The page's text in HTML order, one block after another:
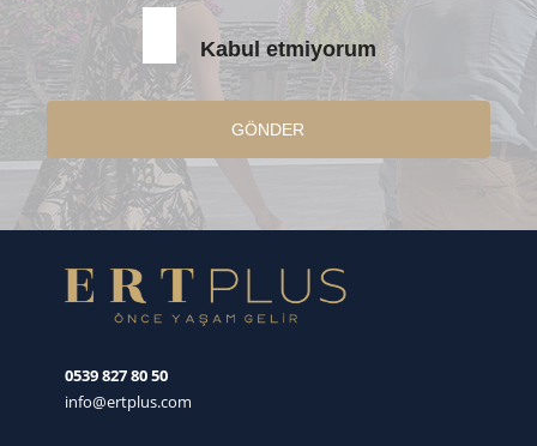
Kabul etmiyorum
GÖNDER
0539 827 80 50
info@ertplus.com